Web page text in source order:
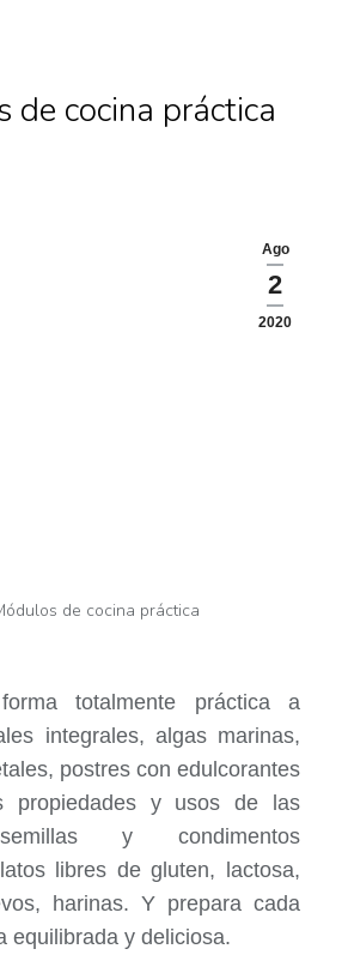
de cocina práctica
Ago
2
2020
de cocina práctica
totalmente práctica a
integrales, algas marinas,
postres con edulcorantes
propiedades y usos de las
y condimentos
libres de gluten, lactosa,
harinas. Y prepara cada
equilibrada y deliciosa.